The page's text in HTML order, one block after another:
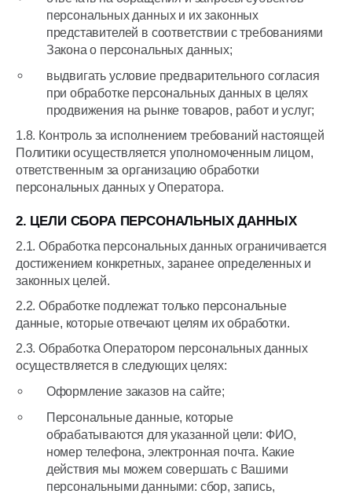
персональных данных и их законных
представителей в соответствии с требованиями
Закона о персональных данных;
выдвигать условие предварительного согласия
при обработке персональных данных в целях
продвижения на рынке товаров, работ и услуг;
1.8. Контроль за исполнением требований настоящей
Политики осуществляется уполномоченным лицом,
ответственным за организацию обработки
персональных данных у Оператора.
2. ЦЕЛИ СБОРА ПЕРСОНАЛЬНЫХ ДАННЫХ
2.1. Обработка персональных данных ограничивается
достижением конкретных, заранее определенных и
законных целей.
2.2. Обработке подлежат только персональные
данные, которые отвечают целям их обработки.
2.3. Обработка Оператором персональных данных
осуществляется в следующих целях:
Оформление заказов на сайте;
Персональные данные, которые
обрабатываются для указанной цели: ФИО,
номер телефона, электронная почта. Какие
действия мы можем совершать с Вашими
персональными данными: сбор, запись,